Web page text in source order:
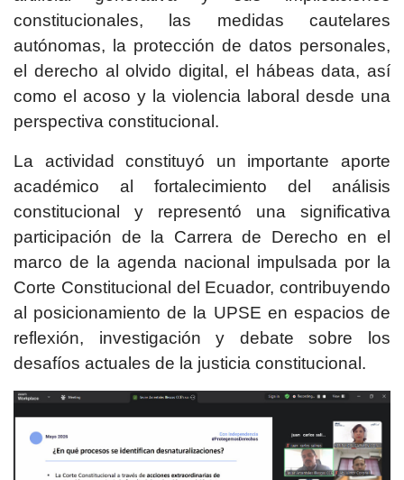
constitucionales, las medidas cautelares
autónomas, la protección de datos personales,
el derecho al olvido digital, el hábeas data, así
como el acoso y la violencia laboral desde una
perspectiva constitucional.
La actividad constituyó un importante aporte
académico al fortalecimiento del análisis
constitucional y representó una significativa
participación de la Carrera de Derecho en el
marco de la agenda nacional impulsada por la
Corte Constitucional del Ecuador, contribuyendo
al posicionamiento de la UPSE en espacios de
reflexión, investigación y debate sobre los
desafíos actuales de la justicia constitucional.